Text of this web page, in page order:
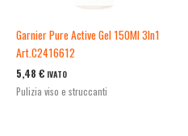
Garnier Pure Active Gel 150Ml 3In1
Art.C2416612
5,48 € IVATO
Pulizia viso e struccanti